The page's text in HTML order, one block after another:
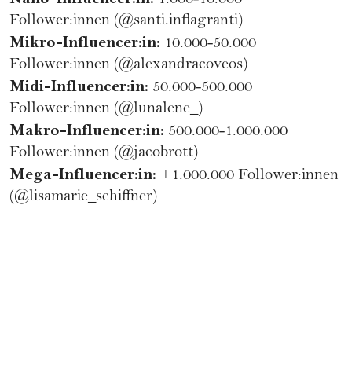
Follower:innen (@santi.inflagranti)
Mikro-Influencer:in: 10.000-50.000
Follower:innen (@alexandracoveos)
Midi-Influencer:in: 50.000-500.000
Follower:innen (@lunalene_ )
Makro-Influencer:in: 500.000-1.000.000
Follower:innen (@jacobrott)
Mega-Influencer:in: +1.000.000 Follower:innen
(@lisamarie_schiffner)